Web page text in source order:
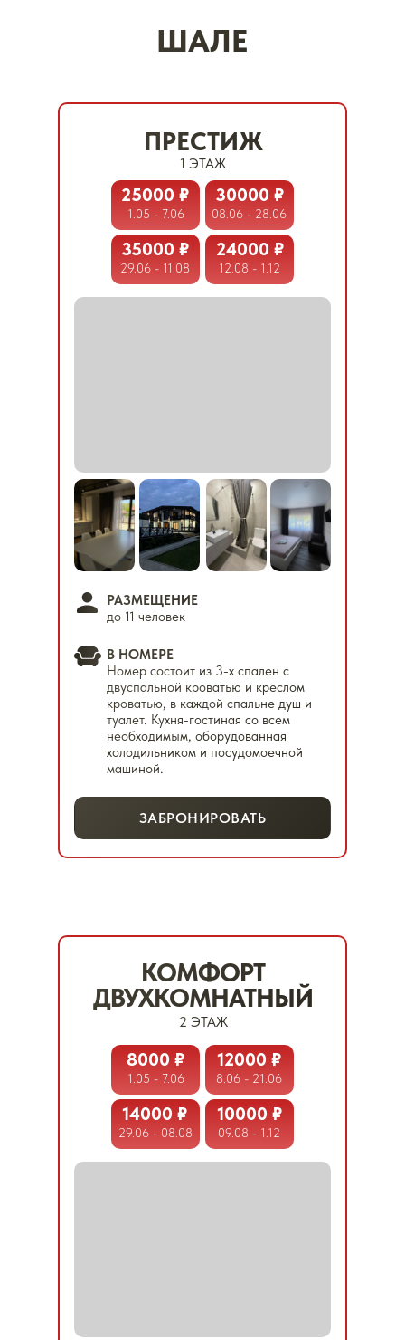
ШАЛЕ
РАЗМЕЩЕНИЕ
до 11 человек
ЗАБРОНИРОВАТЬ
В НОМЕРЕ
Номер состоит из 3-х спален с
двуспальной кроватью и креслом
кроватью, в каждой спальне душ и
туалет. Кухня-гостиная со всем
необходимым, оборудованная
холодильником и посудомоечной
машиной.
25000 ₽
1.05 - 7.06
30000 ₽
08.06 - 28.06
35000 ₽
29.06 - 11.08
24000 ₽
12.08 - 1.12
ПРЕСТИЖ
1 ЭТАЖ
8000 ₽
1.05 - 7.06
12000 ₽
8.06 - 21.06
14000 ₽
29.06 - 08.08
10000 ₽
09.08 - 1.12
КОМФОРТ
ДВУХКОМНАТНЫЙ
2 ЭТАЖ